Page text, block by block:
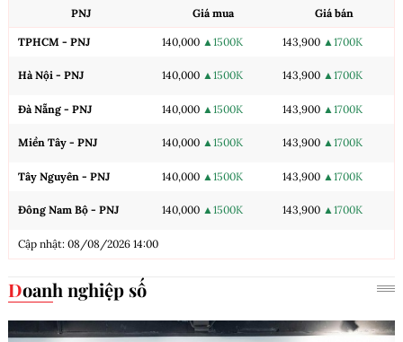
PNJ Giá mua Giá bán
TPHCM - PNJ 140,000 ▲1500K 143,900 ▲1700K
Hà Nội - PNJ 140,000 ▲1500K 143,900 ▲1700K
Đà Nẵng - PNJ 140,000 ▲1500K 143,900 ▲1700K
Miền Tây - PNJ 140,000 ▲1500K 143,900 ▲1700K
Tây Nguyên - PNJ 140,000 ▲1500K 143,900 ▲1700K
Đông Nam Bộ - PNJ 140,000 ▲1500K 143,900 ▲1700K
Cập nhật: 08/08/2026 14:00
Doanh nghiệp số